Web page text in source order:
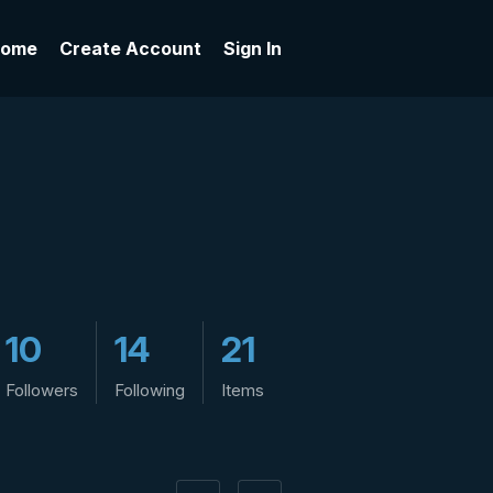
Create Account Sign In
10
Followers
14
Following
21
Items